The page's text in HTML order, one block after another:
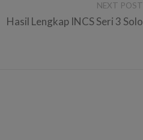
NEXT POST
Hasil Lengkap INCS Seri 3 Solo